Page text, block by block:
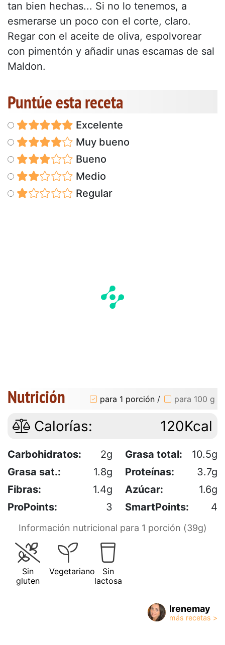
tan bien hechas... Si no lo tenemos, a
esmerarse un poco con el corte, claro.
Regar con el aceite de oliva, espolvorear
con pimentón y añadir unas escamas de sal
Maldon.
Puntúe esta receta
Excelente
Muy bueno
Bueno
Medio
Regular
Nutrición para 1 porción / para 100 g
Calorías: 120Kcal
Carbohidratos: 2g Grasa total:
10.5g
Grasa sat.:
1.8g Proteínas:
3.7g
Fibras:
1.4g Azúcar:
1.6g
ProPoints:
3 SmartPoints: 4
Información nutricional para 1 porción (39g)
Sin
gluten
Vegetariano
Sin
lactosa
Irenemay